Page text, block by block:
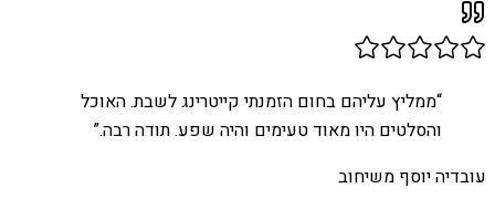
“ממליץ עליהם בחום הזמנתי קייטרינג לשבת. האוכל
והסלטים היו מאוד טעימים והיה שפע. תודה רבה.”
עובדיה יוסף משיחוב